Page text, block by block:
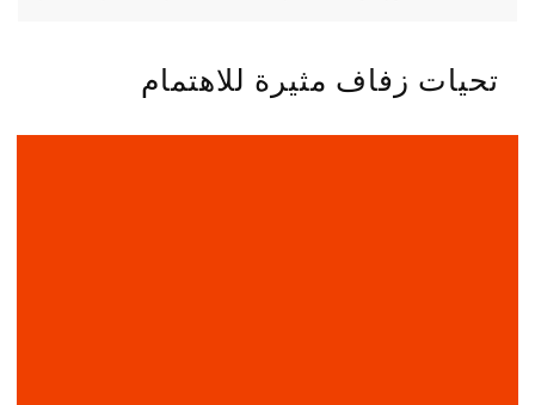
تحيات زفاف مثيرة للاهتمام